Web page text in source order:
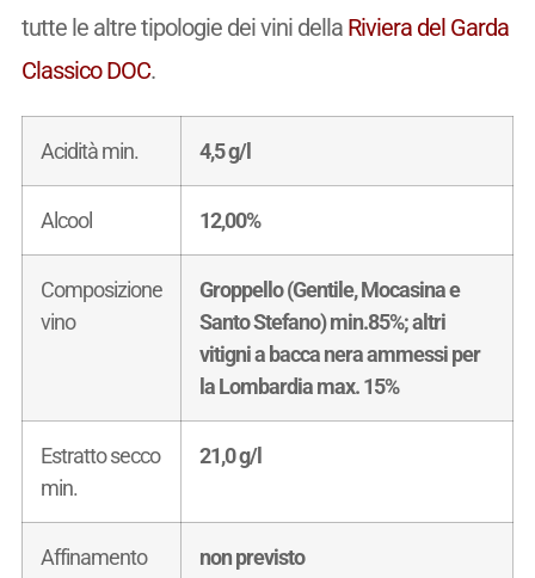
tutte le altre tipologie dei vini della Riviera del Garda
Classico DOC.
Acidità min. 4,5 g/l
Alcool 12,00%
Composizione
vino
Groppello (Gentile, Mocasina e
Santo Stefano) min.85%; altri
vitigni a bacca nera ammessi per
la Lombardia max. 15%
Estratto secco
min.
21,0 g/l
Affinamento
non previsto